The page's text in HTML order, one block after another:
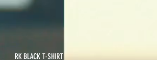
RK BLACK T-SHIRT